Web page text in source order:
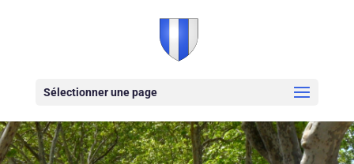
Sélectionner une page